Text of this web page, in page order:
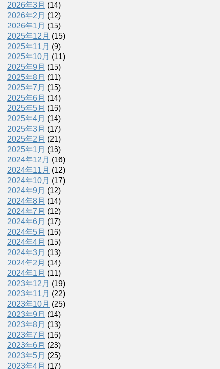
2026年3月 (14)
2026年2月 (12)
2026年1月 (15)
2025年12月 (15)
2025年11月 (9)
2025年10月 (11)
2025年9月 (15)
2025年8月 (11)
2025年7月 (15)
2025年6月 (14)
2025年5月 (16)
2025年4月 (14)
2025年3月 (17)
2025年2月 (21)
2025年1月 (16)
2024年12月 (16)
2024年11月 (12)
2024年10月 (17)
2024年9月 (12)
2024年8月 (14)
2024年7月 (12)
2024年6月 (17)
2024年5月 (16)
2024年4月 (15)
2024年3月 (13)
2024年2月 (14)
2024年1月 (11)
2023年12月 (19)
2023年11月 (22)
2023年10月 (25)
2023年9月 (14)
2023年8月 (13)
2023年7月 (16)
2023年6月 (23)
2023年5月 (25)
2023年4月 (17)